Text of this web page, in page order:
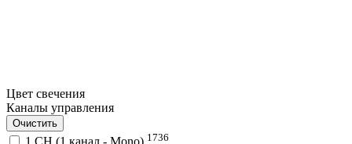
Цвет свечения
Каналы управления
Очистить
1 CH (1 канал - Mono) 1736